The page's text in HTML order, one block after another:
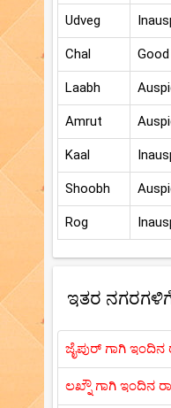
Udveg
Chal Good
Laabh
Amrut
Kaal
Shoobh
Rog
ಇತರ
ಜೈಪುರ್ ಗಾಗಿ
ಲಖ್ನೌ ಗಾಗಿ ಇಂದಿನ